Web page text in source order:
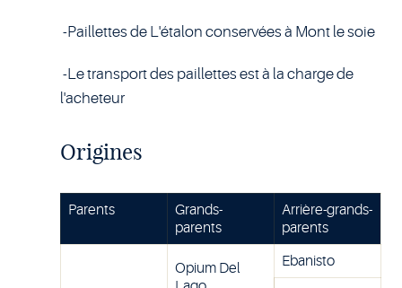
-Paillettes de L'étalon conservées à Mont le soie
-Le transport des paillettes est à la charge de
l'acheteur
Origines
Parents
Grands-
parents
Arrière-grands-
parents
Opium Del
Ebanisto